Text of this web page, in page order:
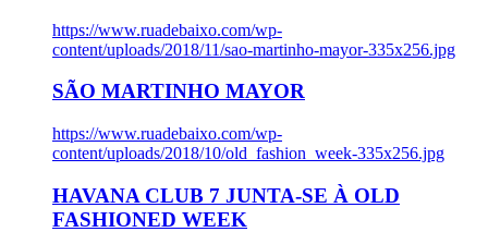
https://www.ruadebaixo.com/wp-
content/uploads/2018/11/sao-martinho-mayor-335x256.jpg
SÃO MARTINHO MAYOR
https://www.ruadebaixo.com/wp-
content/uploads/2018/10/old_fashion_week-335x256.jpg
HAVANA CLUB 7 JUNTA-SE À OLD
FASHIONED WEEK